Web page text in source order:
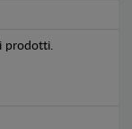
prodotti.